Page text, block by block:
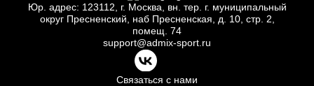
Юр. адрес: 123112, г. Москва, вн. тер. г. муниципальный
округ Пресненский, наб Пресненская, д.
10, стр. 2,
помещ. 74
support@admix-sport.ru
Связаться с нами